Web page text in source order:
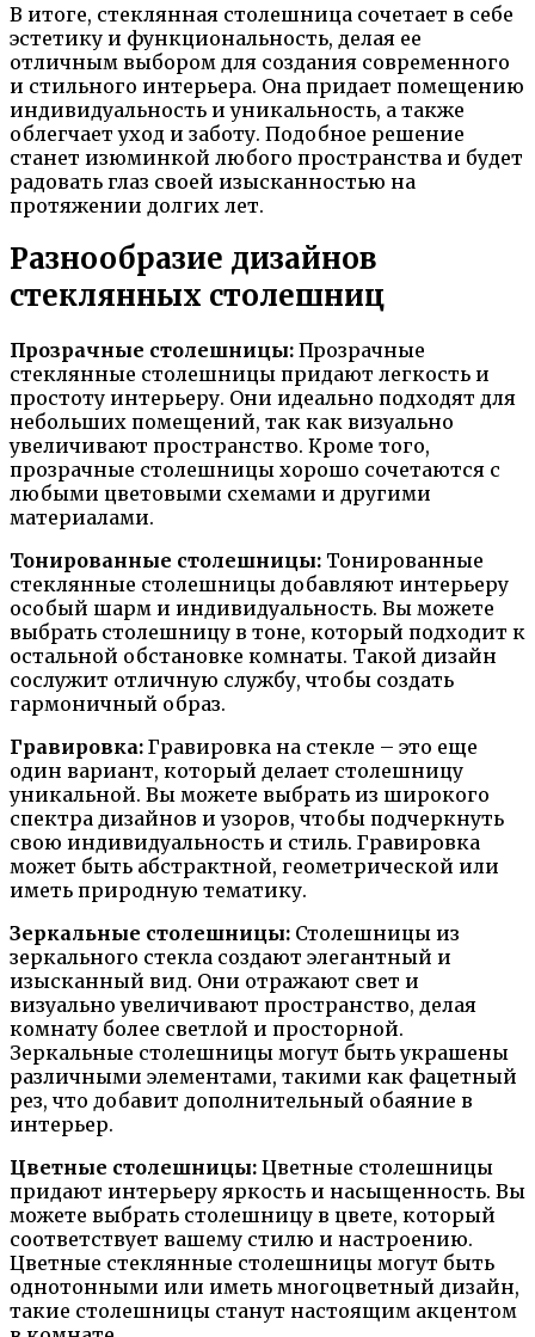
В итоге, стеклянная столешница сочетает в себе
эстетику и функциональность, делая ее
отличным выбором для создания современного
и стильного интерьера. Она придает помещению
индивидуальность и уникальность, а также
облегчает уход и заботу. Подобное решение
станет изюминкой любого пространства и будет
радовать глаз своей изысканностью на
протяжении долгих лет.
Разнообразие дизайнов
стеклянных столешниц
Прозрачные столешницы: Прозрачные
стеклянные столешницы придают легкость и
простоту интерьеру. Они идеально подходят для
небольших помещений, так как визуально
увеличивают пространство. Кроме того,
прозрачные столешницы хорошо сочетаются с
любыми цветовыми схемами и другими
материалами.
Тонированные столешницы: Тонированные
стеклянные столешницы добавляют интерьеру
особый шарм и индивидуальность. Вы можете
выбрать столешницу в тоне, который подходит к
остальной обстановке комнаты. Такой дизайн
сослужит отличную службу, чтобы создать
гармоничный образ.
Гравировка: Гравировка на стекле – это еще
один вариант, который делает столешницу
уникальной. Вы можете выбрать из широкого
спектра дизайнов и узоров, чтобы подчеркнуть
свою индивидуальность и стиль. Гравировка
может быть абстрактной, геометрической или
иметь природную тематику.
Зеркальные столешницы: Столешницы из
зеркального стекла создают элегантный и
изысканный вид. Они отражают свет и
визуально увеличивают пространство, делая
комнату более светлой и просторной.
Зеркальные столешницы могут быть украшены
различными элементами, такими как фацетный
рез, что добавит дополнительный обаяние в
интерьер.
Цветные столешницы: Цветные столешницы
придают интерьеру яркость и насыщенность. Вы
можете выбрать столешницу в цвете, который
соответствует вашему стилю и настроению.
Цветные стеклянные столешницы могут быть
однотонными или иметь многоцветный дизайн,
такие столешницы станут настоящим акцентом